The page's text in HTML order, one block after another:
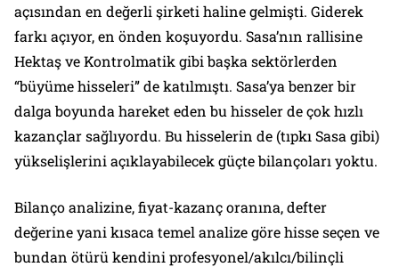
açısından en değerli şirketi haline gelmişti. Giderek
farkı açıyor, en önden koşuyordu. Sasa’nın rallisine
Hektaş ve Kontrolmatik gibi başka sektörlerden
“büyüme hisseleri” de katılmıştı. Sasa’ya benzer bir
dalga boyunda hareket eden bu hisseler de çok hızlı
kazançlar sağlıyordu. Bu hisselerin de (tıpkı Sasa gibi)
yükselişlerini açıklayabilecek güçte bilançoları yoktu.
Bilanço analizine, fiyat-kazanç oranına, defter
değerine yani kısaca temel analize göre hisse seçen ve
bundan ötürü kendini profesyonel/akılcı/bilinçli